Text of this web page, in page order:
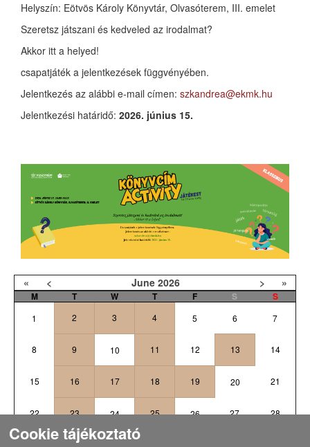
Helyszín: Eötvös Károly Könyvtár, Olvasóterem, III. emelet
Szeretsz játszani és kedveled az irodalmat?
Akkor itt a helyed!
csapatjáték a jelentkezések függvényében.
Jelentkezés az alábbi e-mail címen: szkandrea@ekmk.hu
Jelentkezési határidő: 2026. június 15.
« < June 2026 > »
M T W T F S S
1 2 3 4 5 6 7
8 9 10 11 12 13 14
15 16 17 18 19 20 21
22 23 24 25 26 27 28
Cookie tájékoztató